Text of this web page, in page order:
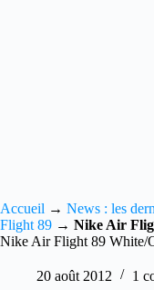
Accueil → News : les
Flight 89 → Nike Air
Nike Air Flight 89 White/
20 août 2012 1